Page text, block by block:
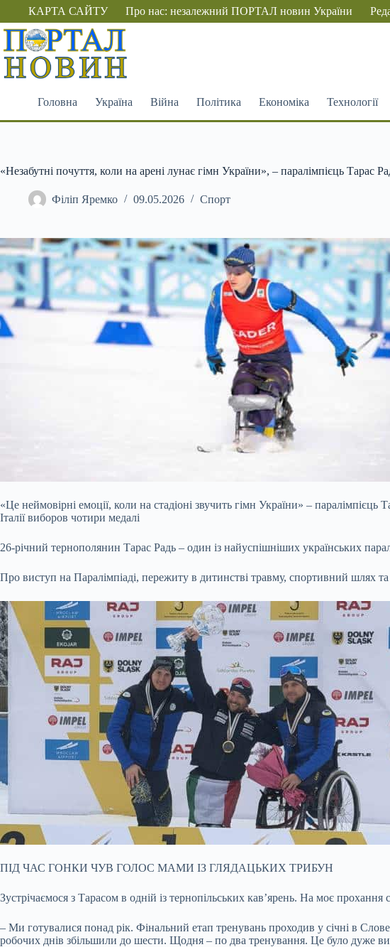
Перейти
вмісту
КАРТА САЙТУ Про нас: незалежний ПОРТАЛ новин України
Головна Україна Війна Політика Економіка Технології
«Незабутні почуття, коли на арені лунає гімн України», – паралімпієць Тарас
Філіп Яремко 09.05.2026 Спорт
«Це неймовірні емоції, коли на стадіоні звучить гімн України» –
Італії виборов чотири медалі
26-річний тернополянин Тарас Радь – один із найуспішніших українських
Про виступ на Паралімпіаді, пережиту в дитинстві травму, спортивний шлях
ПІД ЧАС ГОНКИ ЧУВ ГОЛОС МАМИ ІЗ ГЛЯДАЦЬКИХ ТРИБУН
Зустрічаємося з Тарасом в одній із тернопільських кав’ярень. На моє
– Ми готувалися понад рік. Фінальний етап тренувань проходив у січні в
робочих днів збільшили до шести. Щодня – по два тренування. Це було дуже